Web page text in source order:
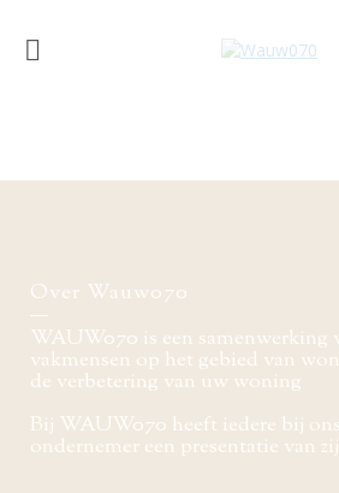
Over Wauw070
WAUW070 is een samenwerking
vakmensen op het gebied van
de verbetering van uw woning
Bij WAUW070 heeft iedere bij
ondernemer een presentatie van